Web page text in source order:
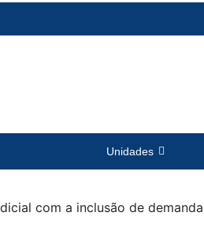
Unidades
com a inclusão de